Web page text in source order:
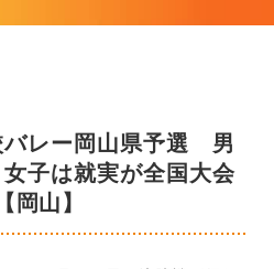
バレー岡山県予選 男
子は就実が全国大会
岡山】